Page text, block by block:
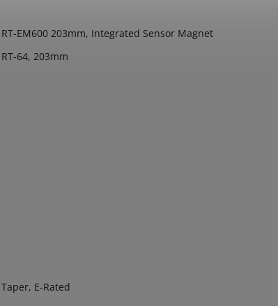
EM600 203mm, Integrated Sensor Magnet
64, 203mm
E-Rated